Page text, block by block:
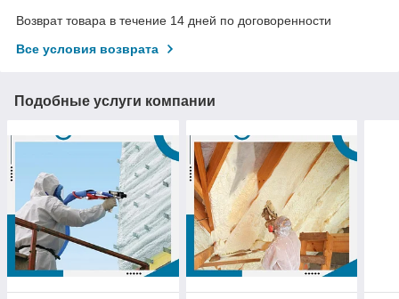
Возврат товара в течение 14 дней по договоренности
Все условия возврата
Подобные услуги компании